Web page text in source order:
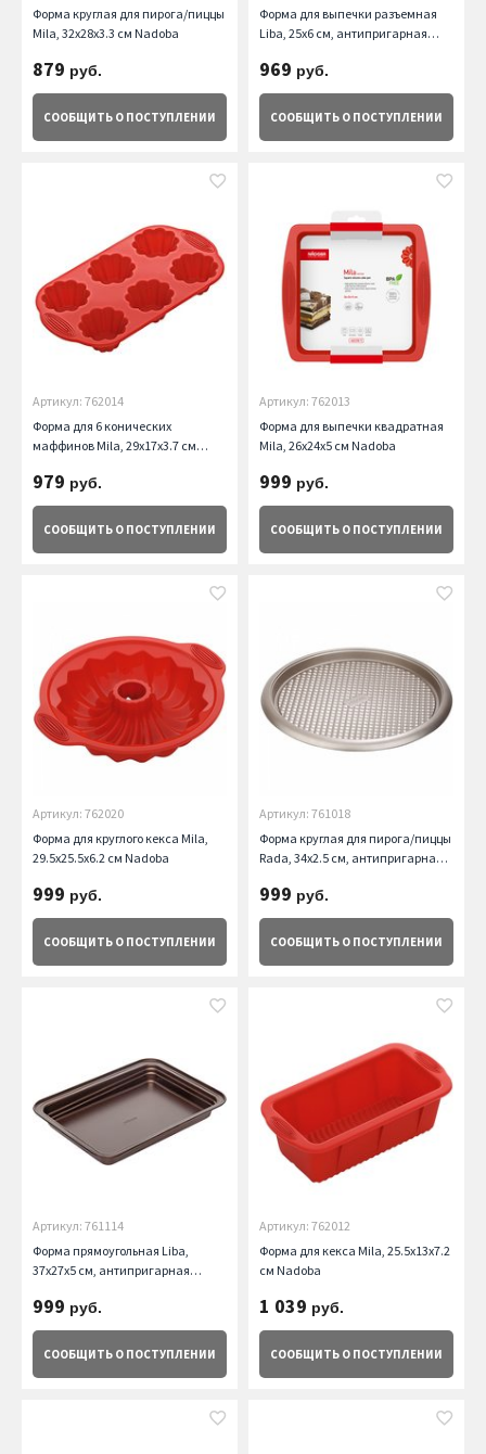
Форма круглая для пирога/пиццы
Mila, 32x28x3.3 см Nadoba
879 руб.
СООБЩИТЬ О ПОСТУПЛЕНИИ
Форма для выпечки разъемная
Liba, 25х6 см, антипригарная
969 руб.
СООБЩИТЬ О ПОСТУПЛЕНИИ
Артикул: 762014
Форма для 6 конических
маффинов Mila, 29x17x3.7 см
979 руб.
СООБЩИТЬ О ПОСТУПЛЕНИИ
Артикул: 762013
Форма для выпечки квадратная
Mila, 26x24x5 см Nadoba
999 руб.
СООБЩИТЬ О ПОСТУПЛЕНИИ
Артикул: 762020
Форма для круглого кекса Mila,
29.5x25.5x6.2 см Nadoba
999 руб.
СООБЩИТЬ О ПОСТУПЛЕНИИ
Артикул: 761018
Форма круглая для пирога/пиццы
Rada, 34х2.5 см, антипригарная
999 руб.
СООБЩИТЬ О ПОСТУПЛЕНИИ
Артикул: 761114
Форма прямоугольная Liba,
37х27х5 см, антипригарная
999 руб.
СООБЩИТЬ О ПОСТУПЛЕНИИ
Артикул: 762012
Форма для кекса Mila, 25.5x13x7.2
см Nadoba
1 039 руб.
СООБЩИТЬ О ПОСТУПЛЕНИИ